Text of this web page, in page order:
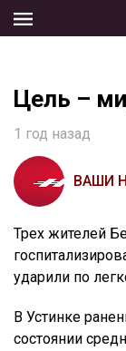
the
Цель –
1 год назад
ВАШИ
Трех жителей
ударили по
В Устинке
состоянии